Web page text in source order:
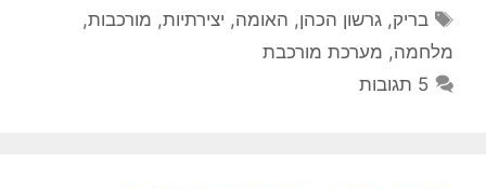
תגיות
בריק,גרשון הכהן, האומה, יצירתיות, מורכבות,
מלחמה, מערכת מורכבת
5 תגובות